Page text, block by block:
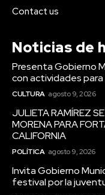
Contact us
Noticias de
Presenta Gobierno
con actividades
CULTURA agosto 9, 2026
JULIETA RAMÍREZ
MORENA PARA
CALIFORNIA
POLÍTICA agosto 9, 2026
Invita Gobierno
festival por la